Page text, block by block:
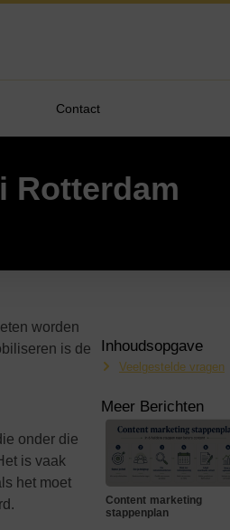
Contact
Rotterdam
worden
is de
onder die
is vaak
het moet
Inhoudsopgave
Veelgestelde vragen
Meer Berichten
Content marketing
stappenplan